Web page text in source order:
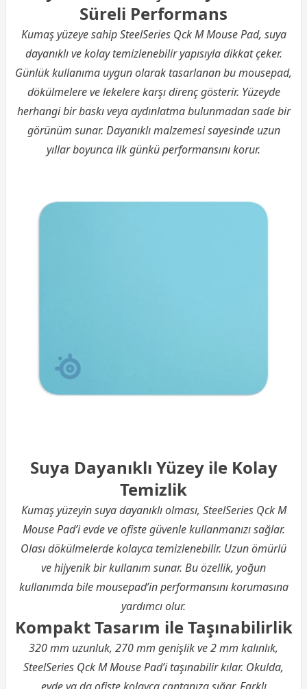
Süreli Performans
Kumaş yüzeye sahip SteelSeries Qck M Mouse Pad, suya
dayanıklı ve kolay temizlenebilir yapısıyla dikkat çeker.
Günlük kullanıma uygun olarak tasarlanan bu mousepad,
dökülmelere ve lekelere karşı direnç gösterir. Yüzeyde
herhangi bir baskı veya aydınlatma bulunmadan sade bir
görünüm sunar. Dayanıklı malzemesi sayesinde uzun
yıllar boyunca ilk günkü performansını korur.
Suya Dayanıklı Yüzey ile Kolay
Temizlik
Kumaş yüzeyin suya dayanıklı olması, SteelSeries Qck M
Mouse Pad’i evde ve ofiste güvenle kullanmanızı sağlar.
Olası dökülmelerde kolayca temizlenebilir. Uzun ömürlü
ve hijyenik bir kullanım sunar. Bu özellik, yoğun
kullanımda bile mousepad’in performansını korumasına
yardımcı olur.
Kompakt Tasarım ile Taşınabilirlik
320 mm uzunluk, 270 mm genişlik ve 2 mm kalınlık,
SteelSeries Qck M Mouse Pad’i taşınabilir kılar. Okulda,